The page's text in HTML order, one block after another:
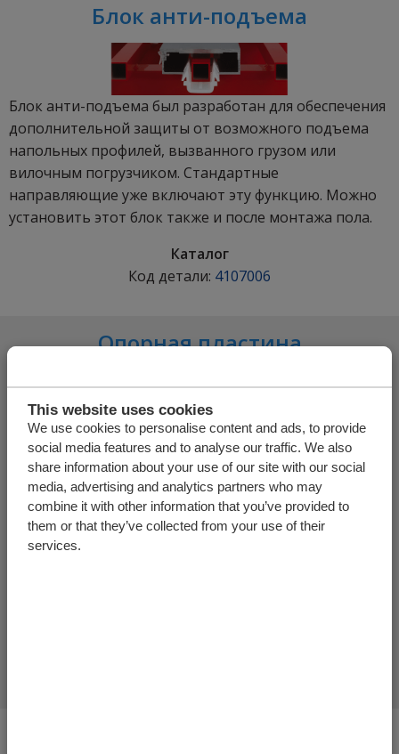
This website uses cookies
We use cookies to personalise content and ads, to provide
social media features and to analyse our traffic. We also
share information about your use of our site with our social
media, advertising and analytics partners who may
combine it with other information that you’ve provided to
them or that they’ve collected from your use of their
services.
Блок анти-подъема
Блок анти-подъема был разработан для обеспечения
дополнительной защиты от возможного подъема
напольных профилей, вызванного грузом или
вилочным погрузчиком. Стандартные
направляющие уже включают эту функцию. Можно
установить этот блок также и после монтажа пола.
Каталог
Код детали: 4107006
Опорная пластина
Опорная пластина была разработана для придания
дополнительной прочности полу при повышенной
нагрузке при транспортировке тяжелого груза.
Нагрузка на пол распределяется непосредственно
через профили пола на поперечные балки под
конструкцией. Опорная пластина может